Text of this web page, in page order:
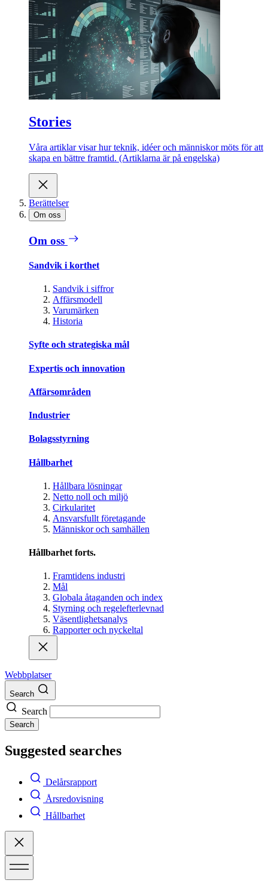
Stories
Våra artiklar visar hur teknik, idéer och människor möts för att
skapa en bättre framtid. (Artiklarna är på engelska)
Berättelser
Om oss
Om oss
Sandvik i korthet
Sandvik i siffror
Affärsmodell
Varumärken
Historia
Syfte och strategiska mål
Expertis och innovation
Affärsområden
Industrier
Bolagsstyrning
Hållbarhet
Hållbara lösningar
Netto noll och miljö
Cirkularitet
Ansvarsfullt företagande
Människor och samhällen
Hållbarhet forts.
Framtidens industri
Mål
Globala åtaganden och index
Styrning och regelefterlevnad
Väsentlighetsanalys
Rapporter och nyckeltal
Webbplatser
Search
Search
Search
Suggested searches
Delårsrapport
Årsredovisning
Hållbarhet